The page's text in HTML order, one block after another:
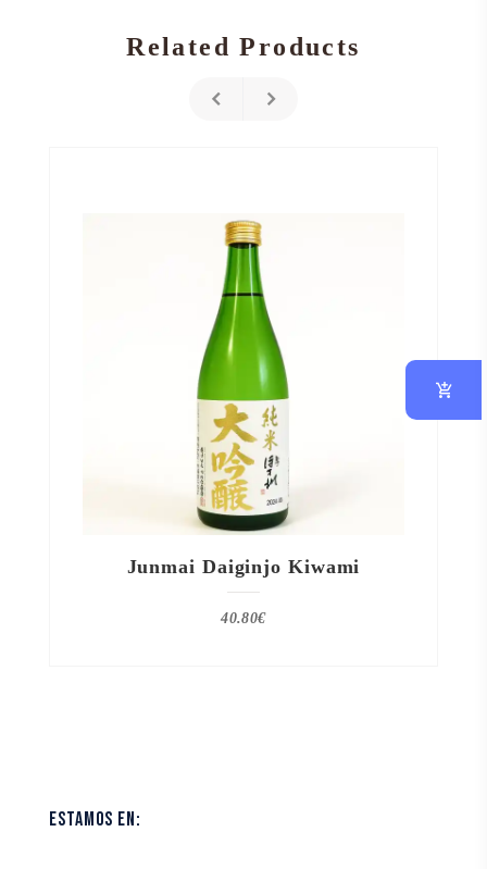
Related Products
Junmai Daiginjo Kiwami
40.80€
estamos en: